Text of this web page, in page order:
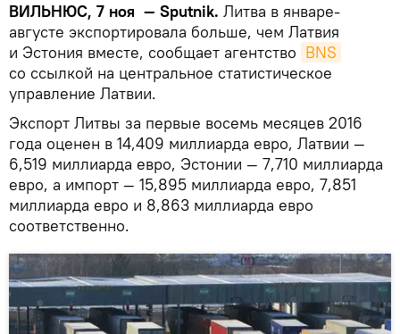
ВИЛЬНЮС, 7 ноя — Sputnik. Литва в январе-
августе экспортировала больше, чем Латвия
и Эстония вместе, сообщает агентство BNS
со ссылкой на центральное статистическое
управление Латвии.
Экспорт Литвы за первые восемь месяцев 2016
года оценен в 14,409 миллиарда евро, Латвии —
6,519 миллиарда евро, Эстонии — 7,710 миллиарда
евро, а импорт — 15,895 миллиарда евро, 7,851
миллиарда евро и 8,863 миллиарда евро
соответственно.